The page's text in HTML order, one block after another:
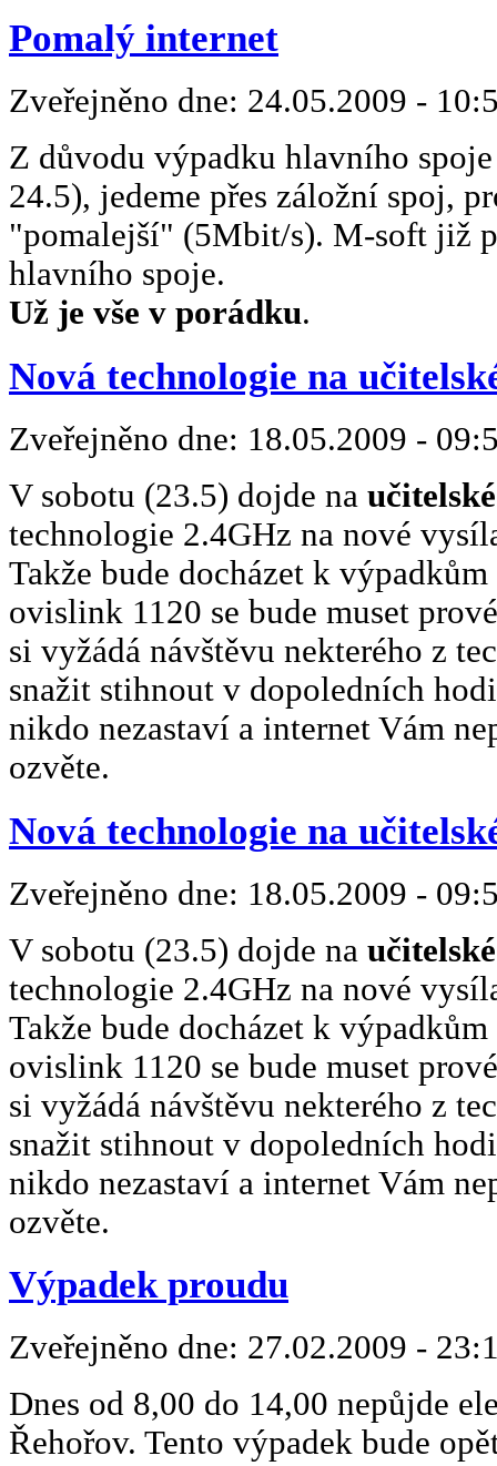
Pomalý internet
Zveřejněno dne: 24.05.2009 -
Z důvodu výpadku hlavního
24.5), jedeme přes záložní spoj,
"pomalejší" (5Mbit/s). M-soft již
hlavního spoje.
Už je vše v porádku.
Nová technologie na
Zveřejněno dne: 18.05.2009 -
V sobotu (23.5) dojde na
technologie 2.4GHz na nové
Takže bude docházet k
ovislink 1120 se bude muset
si vyžádá návštěvu nekterého z
snažit stihnout v dopoledních
nikdo nezastaví a internet Vám
ozvěte.
Nová technologie na
Zveřejněno dne: 18.05.2009 -
V sobotu (23.5) dojde na
technologie 2.4GHz na nové
Takže bude docházet k
ovislink 1120 se bude muset
si vyžádá návštěvu nekterého z
snažit stihnout v dopoledních
nikdo nezastaví a internet Vám
ozvěte.
Výpadek proudu
Zveřejněno dne: 27.02.2009 -
Dnes od 8,00 do 14,00 nepůjde
Řehořov. Tento výpadek bude